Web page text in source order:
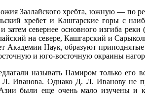
Заалайского хребта, южную — по
хребет и Кашгарские горы с
севернее основного изгиба
на севере, Кашгарский и
Наук, образуют
и юго-восточную окраины
называть Памиром только его
Иванова. Однако Д. Л. Иванову не
были еще очень мало изучены и